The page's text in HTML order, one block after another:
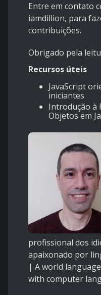
Entre em contato
iamdillion, para
contribuições.
Obrigado pela
Recursos úteis
JavaScript
iniciantes
Introdução à
Objetos em
profissional dos
apaixonado por
| A world
with computer